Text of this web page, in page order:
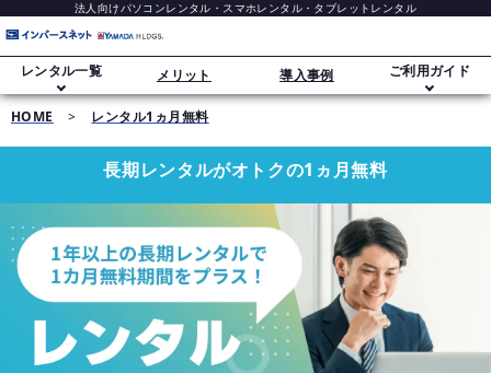
法人向けパソコンレンタル・スマホレンタル・タブレットレンタル
レンタル一覧
ノートパソコンレンタル
デスクトップパソコンレンタル
スマホレンタル（iPhone）
メリット 導入事例 ご利用ガイド
ご利用ガイド
レンタル追加オプション
データ消去・セキュリティについて
長期レンタル・大量導入
HOME > レンタル1ヵ月無料
長期レンタルがオトクの1ヵ月無料